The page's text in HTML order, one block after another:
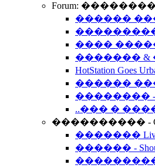
Forum:
������
����
�������
HotStation
������
��������
..��� �
���������� -
������� Live
������ -